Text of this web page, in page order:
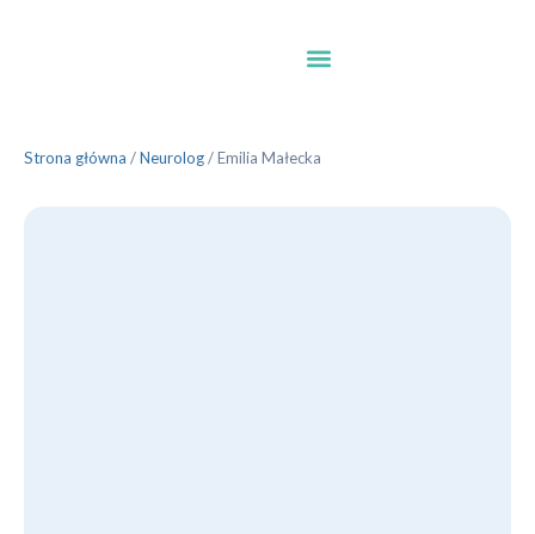
Strona główna /Neurolog/Emilia Małecka